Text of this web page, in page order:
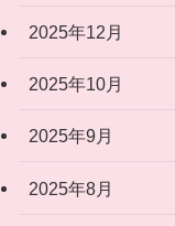
2025年12月
2025年10月
2025年9月
2025年8月